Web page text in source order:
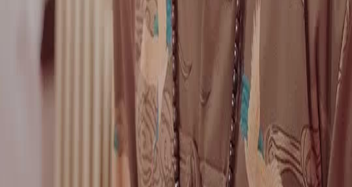
berbisik, bahkan tertawa. Mereka adalah cermin kita: penonton yang ikut merasakan, meski
hanya menyaksikan. Cap Kekaisaran bukan hanya soal siapa yang menang, melainkan
siapa yang percaya pada narasi tersebut.
Baju Batik vs Kaos Bergaris: Dua Dunia Bertemu
Kontras visual antara pria berbaju batik tradisional dan pria berkaos modern bukan
kebetulan. Mereka mewakili dua cara memandang warisan: satu sebagai hal sakral, satu
sebagai komoditas. Cap Kekaisaran menjadi medan pertempuran ideologi—tanpa pedang,
hanya tatapan dan suara yang bergetar.
Adegan Desa: Nostalgia yang Menyentuh Hati
Latar belakang rumah tanah, jagung kering, dan keranjang bambu—bukan sekadar setting,
melainkan jiwa cerita. Saat warga desa menonton TV, mereka bukan penonton pasif.
Mereka merasakan, khawatir, bahkan marah. Ternyata Cap Kekaisaran memiliki akar di